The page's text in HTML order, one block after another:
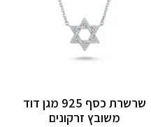
שרשרת כסף 925 מגן דוד
משובץ זרקונים